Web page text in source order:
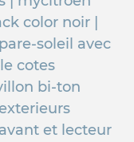
color noir |
soleil avec
cotes
bi-ton
et lecteur